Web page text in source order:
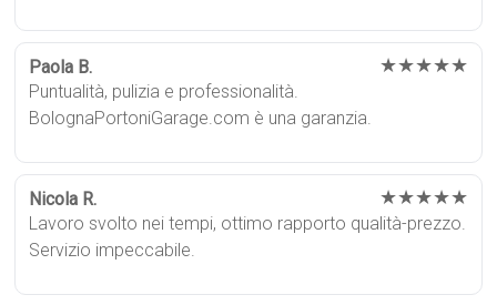
Paola B. ★★★★★
Puntualità, pulizia e professionalità.
BolognaPortoniGarage.com è una garanzia.
Nicola R. ★★★★★
Lavoro svolto nei tempi, ottimo rapporto qualità-prezzo.
Servizio impeccabile.